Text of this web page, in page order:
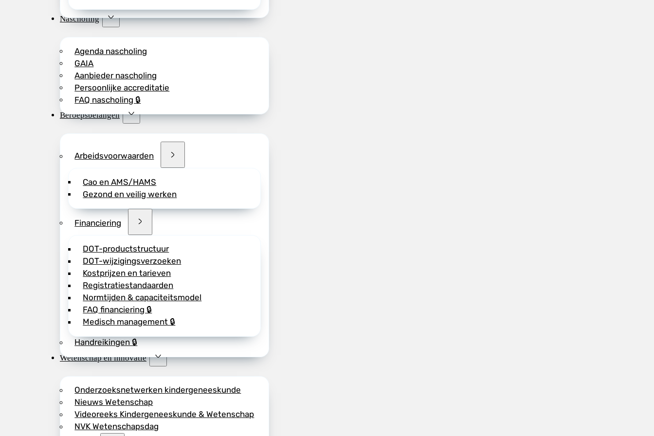
Nascholing
Agenda nascholing
GAIA
Aanbieder nascholing
Persoonlijke accreditatie
FAQ nascholing 🔒
Beroepsbelangen
Arbeidsvoorwaarden
Cao en AMS/HAMS
Gezond en veilig werken
Financiering
DOT-productstructuur
DOT-wijzigingsverzoeken
Kostprijzen en tarieven
Registratiestandaarden
Normtijden & capaciteitsmodel
FAQ financiering 🔒
Medisch management 🔒
Handreikingen 🔒
Wetenschap en innovatie
Onderzoeksnetwerken kindergeneeskunde
Nieuws Wetenschap
Videoreeks Kindergeneeskunde & Wetenschap
NVK Wetenschapsdag